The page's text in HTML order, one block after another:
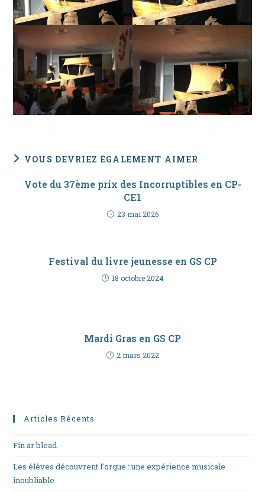
VOUS DEVRIEZ ÉGALEMENT AIMER
Vote du 37ème prix des Incorruptibles en CP-
CE1
23 mai 2026
Festival du livre jeunesse en GS CP
18 octobre 2024
Mardi Gras en GS CP
2 mars 2022
Articles Récents
Fin ar blead
Les élèves découvrent l’orgue : une expérience musicale
inoubliable